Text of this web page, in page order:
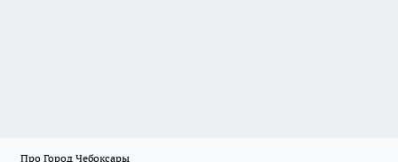
Про Город Чебоксары